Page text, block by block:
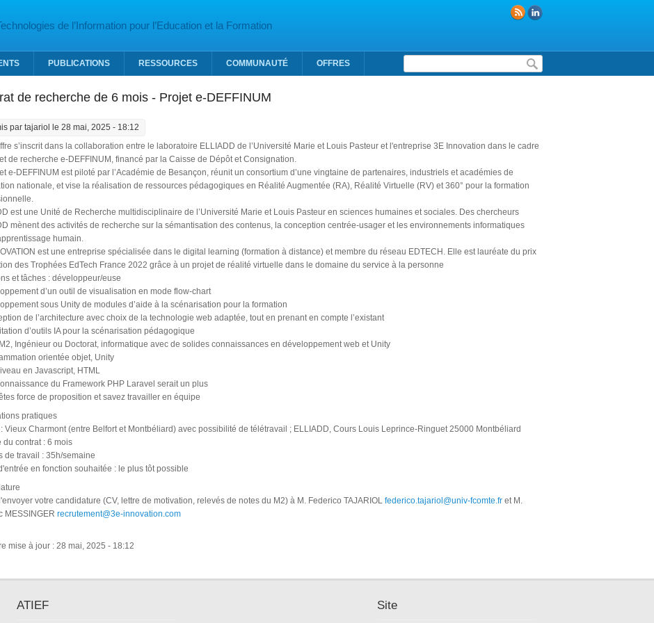
de l’Information pour l’Education et la Formation
Formulaire de recherche
PUBLICATIONS RESSOURCES COMMUNAUTÉ OFFRES
de recherche de 6 mois - Projet e-DEFFINUM
par tajariol
le 28 mai, 2025 - 18:12
s’inscrit dans la collaboration entre le laboratoire ELLIADD de l’Université Marie et Louis Pasteur et l'entreprise 3E Innovation dans le cadre
de recherche e-DEFFINUM, financé par la Caisse de Dépôt et Consignation.
e-DEFFINUM est piloté par l’Académie de Besançon, réunit un consortium d’une vingtaine de partenaires, industriels et académies de
nationale, et vise la réalisation de ressources pédagogiques en Réalité Augmentée (RA), Réalité Virtuelle (RV) et 360° pour la formation
est une Unité de Recherche multidisciplinaire de l’Université Marie et Louis Pasteur en sciences humaines et sociales. Des chercheurs
mènent des activités de recherche sur la sémantisation des contenus, la conception centrée-usager et les environnements informatiques
humain.
est une entreprise spécialisée dans le digital learning (formation à distance) et membre du réseau EDTECH. Elle est lauréate du prix
des Trophées EdTech France 2022 grâce à un projet de réalité virtuelle dans le domaine du service à la personne
et tâches : développeur/euse
d’un outil de visualisation en mode flow-chart
sous Unity de modules d’aide à la scénarisation pour la formation
de l’architecture avec choix de la technologie web adaptée, tout en prenant en compte l’existant
d’outils IA pour la scénarisation pédagogique
Ingénieur ou Doctorat, informatique avec de solides connaissances en développement web et Unity
orientée objet, Unity
en Javascript, HTML
du Framework PHP Laravel serait un plus
force de proposition et savez travailler en équipe
pratiques
: Vieux Charmont (entre Belfort et Montbéliard) avec possibilité de télétravail ; ELLIADD, Cours Louis Leprince-Ringuet 25000 Montbéliard
du contrat : 6 mois
de travail : 35h/semaine
en fonction souhaitée : le plus tôt possible
votre candidature (CV, lettre de motivation, relevés de notes du M2) à M. Federico TAJARIOL federico.tajariol@univ-fcomte.fret M.
MESSINGER recrutement@3e-innovation.com
mise à jour : 28 mai, 2025 - 18:12
ATIEF Site